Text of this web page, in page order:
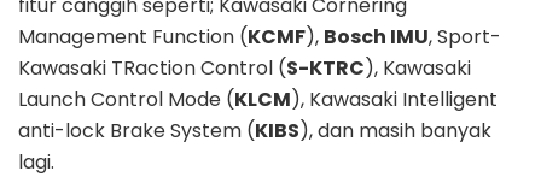
Management Function (KCMF), Bosch IMU, Sport-
Kawasaki TRaction Control (S-KTRC), Kawasaki
Launch Control Mode (KLCM), Kawasaki Intelligent
anti-lock Brake System (KIBS), dan masih banyak
lagi.